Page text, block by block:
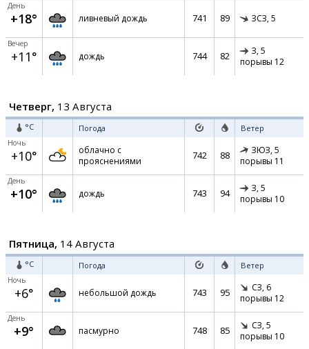
День
+18° ливневый дождь 741 89 ЗСЗ, 5
Вечер
+11° дождь 744 82 З, 5
порывы 12
Четверг, 13 Августа
°C Погода Ветер
Ночь
+10°
облачно с
прояснениями
742 88 ЗЮЗ, 5
порывы 11
День
+10° дождь 743 94 З, 5
порывы 10
Пятница, 14 Августа
°C Погода Ветер
Ночь
+6° небольшой дождь 743 95 СЗ, 6
порывы 12
День
+9° пасмурно 748 85 СЗ, 5
порывы 10